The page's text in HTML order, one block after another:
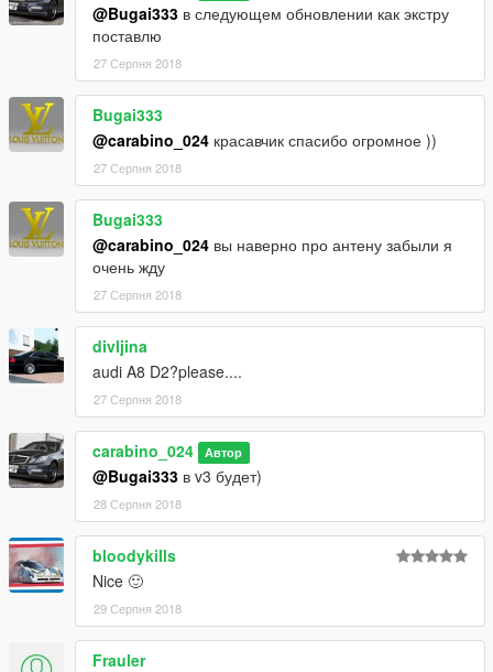
@Bugai333 в следующем обновлении как экстру
поставлю
27 Серпня 2018
Bugai333
@carabino_024 красавчик спасибо огромное ))
27 Серпня 2018
Bugai333
@carabino_024 вы наверно про антену забыли я
очень жду
27 Серпня 2018
divljina
audi A8 D2?please....
27 Серпня 2018
carabino_024 Автор
@Bugai333 в v3 будет)
28 Серпня 2018
bloodykills
Nice 🙂
29 Серпня 2018
Frauler